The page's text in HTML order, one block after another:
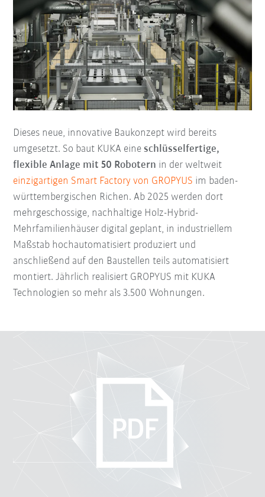
Dieses neue, innovative Baukonzept wird bereits
umgesetzt. So baut KUKA eine schlüsselfertige,
flexible Anlage mit 50 Robotern in der weltweit
einzigartigen Smart Factory von GROPYUS im baden-
württembergischen Richen. Ab 2025 werden dort
mehrgeschossige, nachhaltige Holz-Hybrid-
Mehrfamilienhäuser digital geplant, in industriellem
Maßstab hochautomatisiert produziert und
anschließend auf den Baustellen teils automatisiert
montiert. Jährlich realisiert GROPYUS mit KUKA
Technologien so mehr als 3.500 Wohnungen.